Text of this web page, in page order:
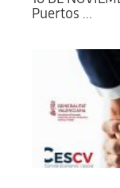
Puertos ...